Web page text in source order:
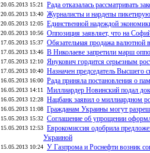
20.05.2013 15:21 Рада отказалась рассматривать
20.05.2013 13:40 Журналисты и нардепы
20.05.2013 12:05 Единственной надеждой
20.05.2013 10:56 Оппозиция заявляет, что на
17.05.2013 15:37 Обязательная продажа валютной
17.05.2013 13:46 В Николаеве запретили марш
17.05.2013 12:10 Янукович гордится серьезным
17.05.2013 10:40 Назначен председатель Высшего
16.05.2013 16:00 Рада приняла постановления о
16.05.2013 14:11 Миллиардер Новинский подал
16.05.2013 12:28 Нацбанк заявил о миллиардном
16.05.2013 11:08 Гражданам Украины могут
15.05.2013 15:32 Соглашение об упрощении
15.05.2013 12:53 Еврокомиссия одобрила
Украиной
15.05.2013 10:24 У Газпрома и Роснефти возник